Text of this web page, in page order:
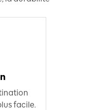
facile.